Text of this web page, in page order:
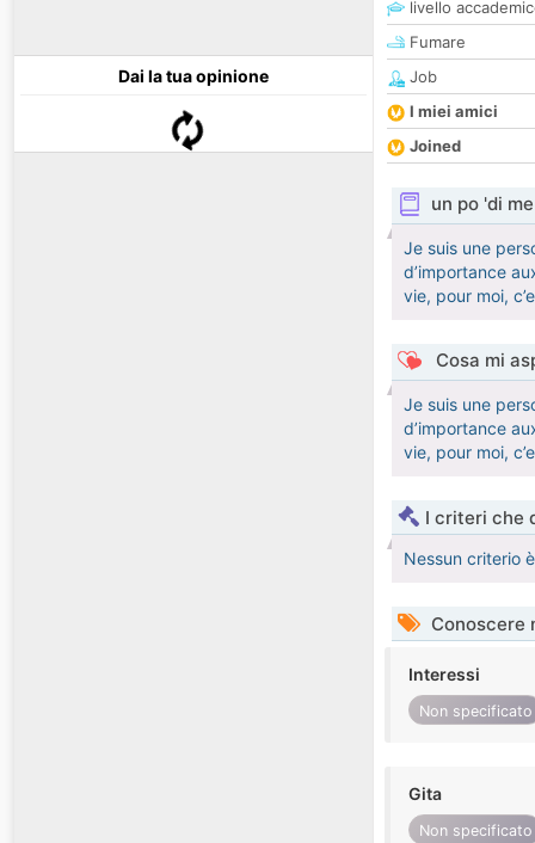
Dai la tua opinione
livello
Fumare
Job
I miei amici
Joined
un po 'di me
Je suis une
d’importance
vie, pour moi,
Cosa mi
Je suis une
d’importance
vie, pour moi,
I criteri che
Nessun criterio
Conoscere
Interessi
Non specificato
Gita
Non specificato